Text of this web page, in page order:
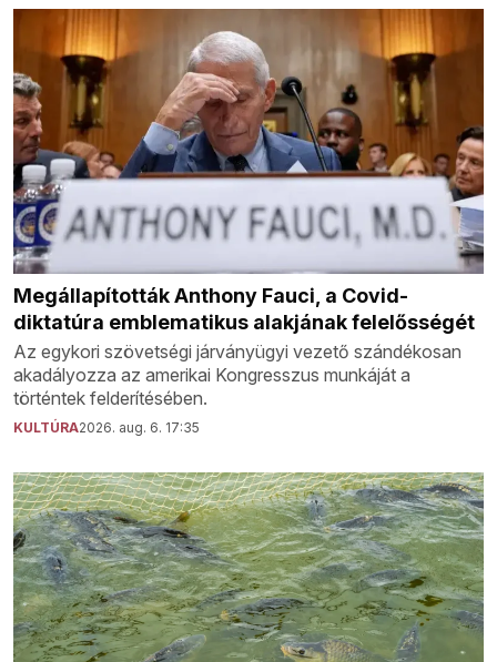
Megállapították Anthony Fauci, a Covid-
diktatúra emblematikus alakjának felelősségét
Az egykori szövetségi járványügyi vezető szándékosan
akadályozza az amerikai Kongresszus munkáját a
történtek felderítésében.
KULTÚRA2026. aug. 6. 17:35